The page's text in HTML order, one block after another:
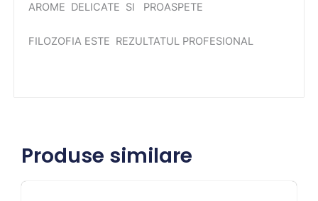
AROME DELICATE SI PROASPETE
FILOZOFIA ESTE REZULTATUL PROFESIONAL
Produse similare